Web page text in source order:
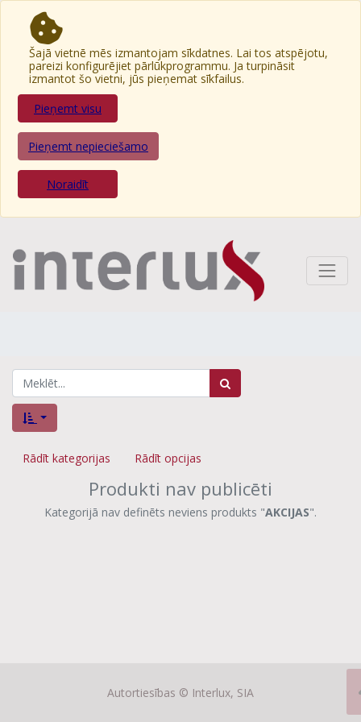
Šajā vietnē mēs izmantojam sīkdatnes. Lai tos atspējotu,
pareizi konfigurējiet pārlūkprogrammu. Ja turpināsit
izmantot šo vietni, jūs pieņemat sīkfailus.
Pieņemt visu
Pieņemt nepieciešamo
Noraidīt
Rādīt kategorijas Rādīt opcijas
Produkti nav publicēti
Kategorijā nav definēts neviens produkts "AKCIJAS".
Autortiesības © Interlux, SIA